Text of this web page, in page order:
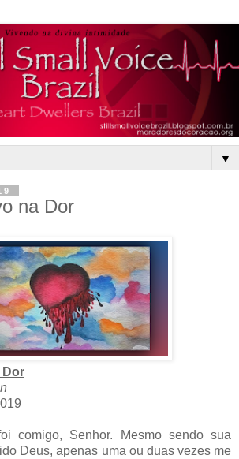
▼
na Dor
Dor
comigo, Senhor. Mesmo sendo sua
Deus, apenas uma ou duas vezes me